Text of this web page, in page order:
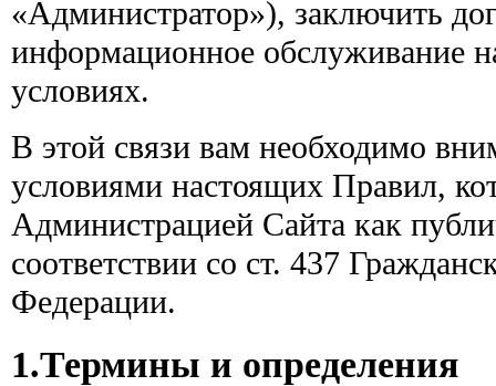
«Администратор»), заключить
информационное обслуживание
условиях.
В этой связи вам необходимо
условиями настоящих Правил,
Администрацией Сайта как
соответствии со ст. 437
Федерации.
1.Термины и определения